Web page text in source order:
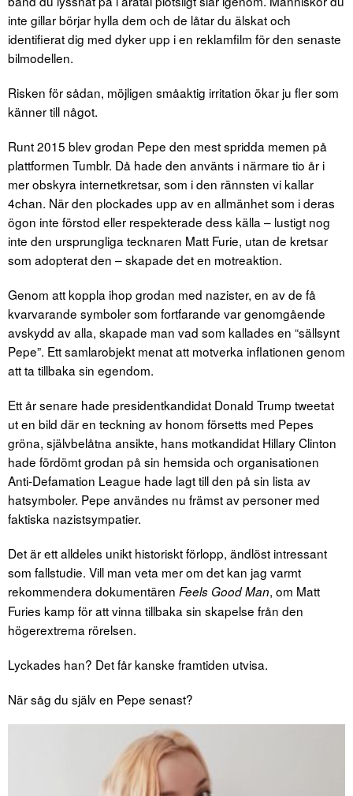
inte gillar börjar hylla dem och de låtar du älskat och
identifierat dig med dyker upp i en reklamfilm för den senaste
bilmodellen.
Risken för sådan, möjligen småaktig irritation ökar ju fler som
känner till något.
Runt 2015 blev grodan Pepe den mest spridda memen på
plattformen Tumblr. Då hade den använts i närmare tio år i
mer obskyra internetkretsar, som i den rännsten vi kallar
4chan. När den plockades upp av en allmänhet som i deras
ögon inte förstod eller respekterade dess källa – lustigt nog
inte den ursprungliga tecknaren Matt Furie, utan de kretsar
som adopterat den – skapade det en motreaktion.
Genom att koppla ihop grodan med nazister, en av de få
kvarvarande symboler som fortfarande var genomgående
avskydd av alla, skapade man vad som kallades en “sällsynt
Pepe”. Ett samlarobjekt menat att motverka inflationen genom
att ta tillbaka sin egendom.
Ett år senare hade presidentkandidat Donald Trump tweetat
ut en bild där en teckning av honom försetts med Pepes
gröna, självbelåtna ansikte, hans motkandidat Hillary Clinton
hade fördömt grodan på sin hemsida och organisationen
Anti-Defamation League hade lagt till den på sin lista av
hatsymboler. Pepe användes nu främst av personer med
faktiska nazistsympatier.
Det är ett alldeles unikt historiskt förlopp, ändlöst intressant
som fallstudie. Vill man veta mer om det kan jag varmt
rekommendera dokumentären Feels Good Man, om Matt
Furies kamp för att vinna tillbaka sin skapelse från den
högerextrema rörelsen.
Lyckades han? Det får kanske framtiden utvisa.
När såg du själv en Pepe senast?